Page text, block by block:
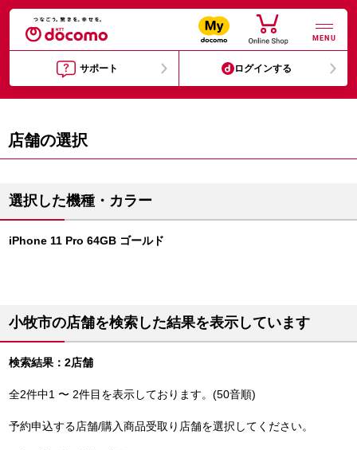
MENU
サポート ログインする
店舗の選択
選択した機種・カラー
iPhone 11 Pro 64GB ゴールド
小牧市の店舗を検索した結果を表示しています
検索結果：2店舗
全2件中1 〜 2件目を表示しております。(50音順)
予約申込する店舗/購入商品受取り店舗を選択してください。